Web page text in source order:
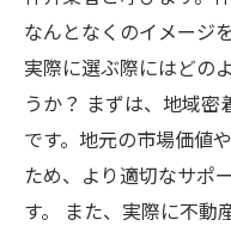
なんとなくのイメージ
実際に選ぶ際にはどの
うか？ まずは、地域
です。地元の市場価値
ため、より適切なサポ
す。 また、実際に不動